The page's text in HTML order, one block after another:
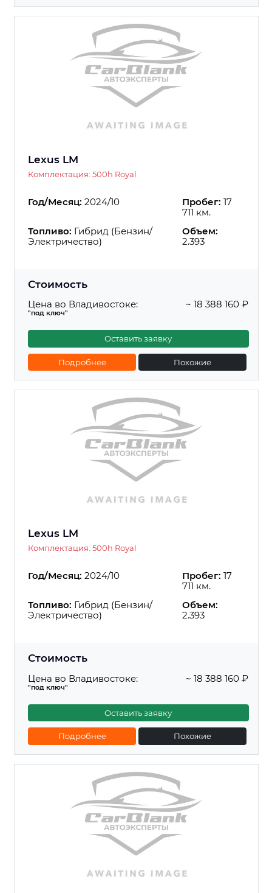
Lexus LM
Комплектация: 500h Royal
Год/Месяц: 2024/10 Пробег: 17
711 км.
Топливо: Гибрид (Бензин/
Электричество)
Объем:
2.393
Стоимость
Цена во Владивостоке:
"под ключ"
~ 18 388 160 ₽
Оставить заявку
Подробнее Похожие
Lexus LM
Комплектация: 500h Royal
Год/Месяц: 2024/10 Пробег: 17
711 км.
Топливо: Гибрид (Бензин/
Электричество)
Объем:
2.393
Стоимость
Цена во Владивостоке:
"под ключ"
~ 18 388 160 ₽
Оставить заявку
Подробнее Похожие